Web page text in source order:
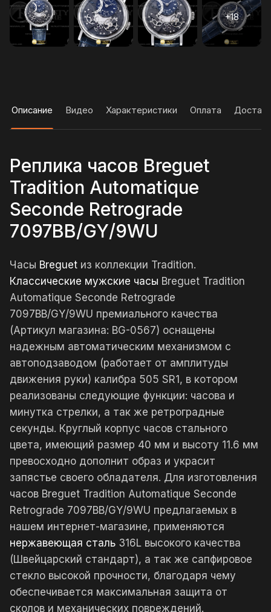
Описание Видео Характеристики Оплата
Реплика часов Breguet
Tradition Automatique
Seconde Retrograde
7097BB/GY/9WU
Часы Breguet из коллекции Tradition.
Классические мужские часы Breguet Tradition
Automatique Seconde Retrograde
7097BB/GY/9WU премиального качества
(Артикул магазина: BG-0567) оснащены
надежным автоматическим механизмом с
автоподзаводом (работает от амплитуды
движения руки) калибра 505 SR1, в котором
реализованы следующие функции: часова и
минутка стрелки, а так же ретроградные
секунды. Круглый корпус часов стального
цвета, имеющий размер 40 мм и высоту 11.6 мм
превосходно дополнит образ и украсит
запястье своего обладателя. Для изготовления
часов Breguet Tradition Automatique Seconde
Retrograde 7097BB/GY/9WU предлагаемых в
нашем интернет-магазине, применяются
нержавеющая сталь 316L высокого качества
(Швейцарский стандарт), а так же сапфировое
стекло высокой прочности, благодаря чему
обеспечивается максимальная защита от
сколов и механических повреждений.